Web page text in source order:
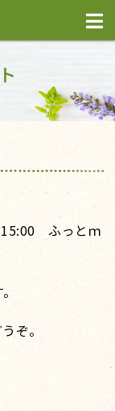
ふっとｍ
ぞ。